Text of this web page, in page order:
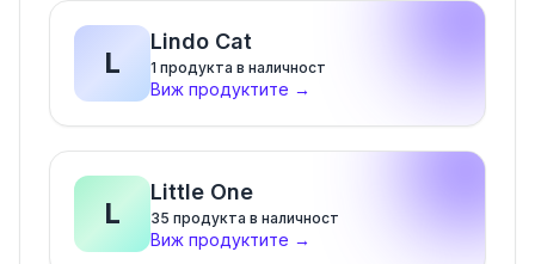
L
Lindo Cat
1 продукта в наличност
Виж продуктите →
L
Little One
35 продукта в наличност
Виж продуктите →